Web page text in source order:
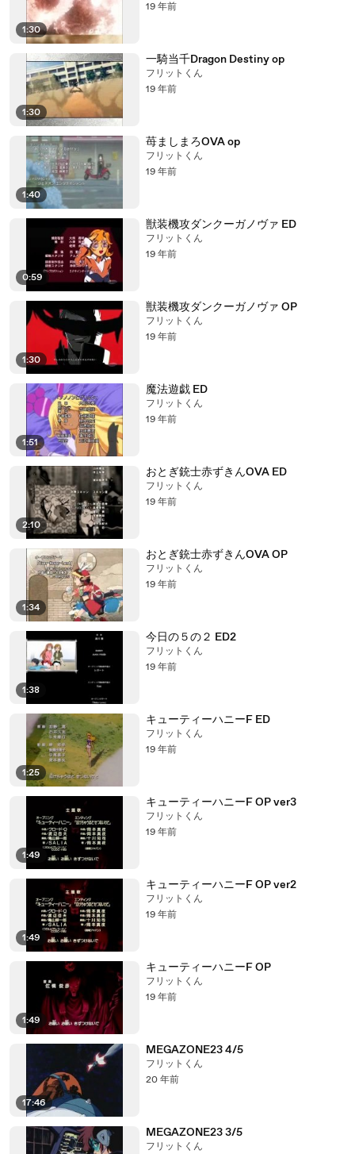
1:30
19 年前
1:30
一騎当千Dragon Destiny op
フリットくん
19 年前
1:40
苺ましまろOVA op
フリットくん
19 年前
0:59
獣装機攻ダンクーガノヴァ ED
フリットくん
19 年前
1:30
獣装機攻ダンクーガノヴァ OP
フリットくん
19 年前
1:51
魔法遊戯 ED
フリットくん
19 年前
2:10
おとぎ銃士赤ずきんOVA ED
フリットくん
19 年前
1:34
おとぎ銃士赤ずきんOVA OP
フリットくん
19 年前
1:38
今日の５の２ ED2
フリットくん
19 年前
1:25
キューティーハニーF ED
フリットくん
19 年前
1:49
キューティーハニーF OP ver3
フリットくん
19 年前
1:49
キューティーハニーF OP ver2
フリットくん
19 年前
1:49
キューティーハニーF OP
フリットくん
19 年前
17:46
MEGAZONE23 4/5
フリットくん
20 年前
MEGAZONE23 3/5
フリットくん